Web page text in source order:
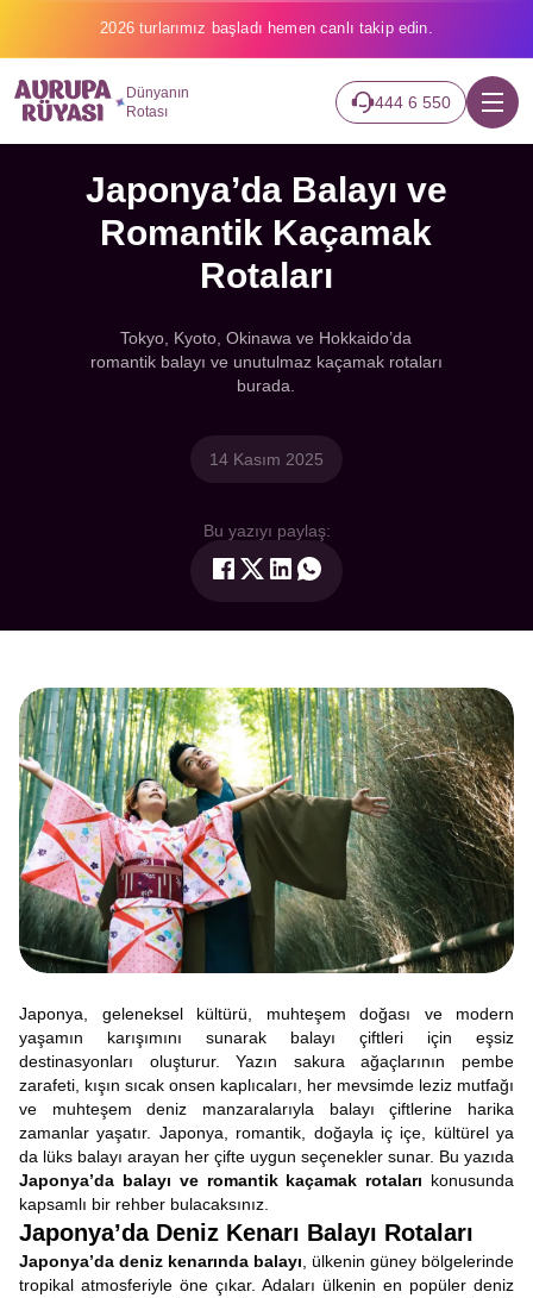
2026 turlarımız başladı hemen canlı takip edin.
Dünyanın
Rotası
444 6 550
Japonya’da Balayı ve
Romantik Kaçamak
Rotaları
Tokyo, Kyoto, Okinawa ve Hokkaido’da
romantik balayı ve unutulmaz kaçamak rotaları
burada.
14 Kasım 2025
Bu yazıyı paylaş:
Japonya, geleneksel kültürü, muhteşem doğası ve modern
yaşamın karışımını sunarak balayı çiftleri için eşsiz
destinasyonları oluşturur. Yazın sakura ağaçlarının pembe
zarafeti, kışın sıcak onsen kaplıcaları, her mevsimde leziz mutfağı
ve muhteşem deniz manzaralarıyla balayı çiftlerine harika
zamanlar yaşatır. Japonya, romantik, doğayla iç içe, kültürel ya
da lüks balayı arayan her çifte uygun seçenekler sunar. Bu yazıda
Japonya’da balayı ve romantik kaçamak rotaları konusunda
kapsamlı bir rehber bulacaksınız.
Japonya’da Deniz Kenarı Balayı Rotaları
Japonya’da deniz kenarında balayı , ülkenin güney bölgelerinde
tropikal atmosferiyle öne çıkar. Adaları ülkenin en popüler deniz